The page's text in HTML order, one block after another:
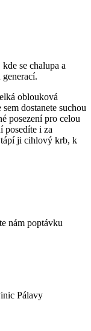
se chalupa a
oblouková
dostanete suchou
posezení pro celou
posedíte i za
ji cihlový krb, k
nám poptávku
Pálavy